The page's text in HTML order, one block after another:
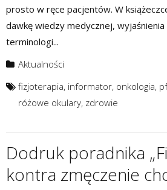
prosto w ręce pacjentów. W
dawkę wiedzy medycznej,
terminologi...
Aktualności
fizjoterapia, informator, onkologia,
różowe okulary, zdrowie
Dodruk poradnika
kontra zmęczenie